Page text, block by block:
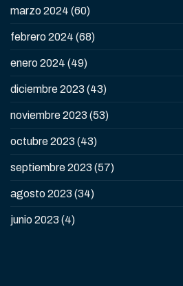
marzo 2024 (60)
febrero 2024 (68)
enero 2024 (49)
diciembre 2023 (43)
noviembre 2023 (53)
octubre 2023 (43)
septiembre 2023 (57)
agosto 2023 (34)
junio 2023 (4)